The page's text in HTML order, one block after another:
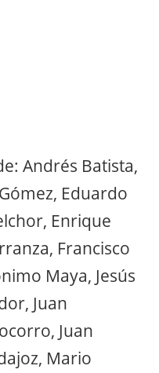
Andrés Batista,
Eduardo
Enrique
Francisco
Maya, Jesús
Juan
Juan
Mario